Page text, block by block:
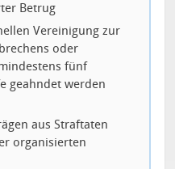
Betrug
Vereinigung zur
oder
fünf
geahndet werden
aus Straftaten
organisierten